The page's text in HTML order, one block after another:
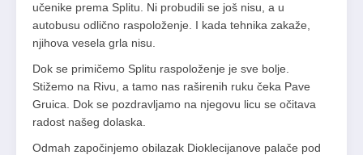
učenike prema Splitu. Ni probudili se još nisu, a u
autobusu odlično raspoloženje. I kada tehnika zakaže,
njihova vesela grla nisu.
Dok se primičemo Splitu raspoloženje je sve bolje.
Stižemo na Rivu, a tamo nas raširenih ruku čeka Pave
Gruica. Dok se pozdravljamo na njegovu licu se očitava
radost našeg dolaska.
Odmah započinjemo obilazak Dioklecijanove palače pod